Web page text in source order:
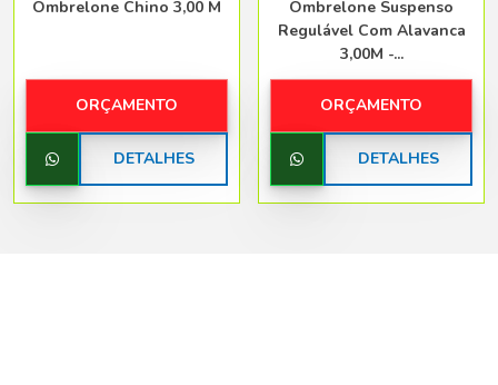
Ombrelone Chino 3,00 M
ORÇAMENTO
DETALHES
Ombrelone Suspenso
Regulável Com Alavanca
3,00M -...
ORÇAMENTO
DETALHES